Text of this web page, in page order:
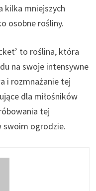
kilka mniejszych
osobne rośliny.
to roślina, która
na swoje intensywne
i rozmnażanie tej
dla miłośników
tej
swoim ogrodzie.